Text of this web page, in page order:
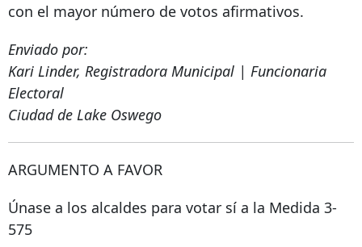
con el mayor número de votos afirmativos.
Enviado por:
Kari Linder, Registradora Municipal | Funcionaria
Electoral
Ciudad de Lake Oswego
ARGUMENTO A FAVOR
Únase a los alcaldes para votar sí a la Medida 3-
575